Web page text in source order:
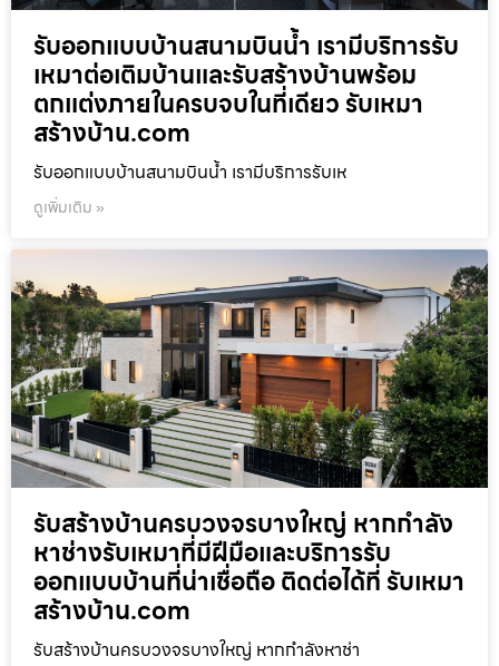
รับออกแบบบ้านสนามบินน้ำ เรามีบริการรับ
เหมาต่อเติมบ้านและรับสร้างบ้านพร้อม
ตกแต่งภายในครบจบในที่เดียว รับเหมา
สร้างบ้าน.com
รับออกแบบบ้านสนามบินน้ำ เรามีบริการรับเห
ดูเพิ่มเติม »
รับสร้างบ้านครบวงจรบางใหญ่ หากกำลัง
หาช่างรับเหมาที่มีฝีมือและบริการรับ
ออกแบบบ้านที่น่าเชื่อถือ ติดต่อได้ที่ รับเหมา
สร้างบ้าน.com
รับสร้างบ้านครบวงจรบางใหญ่ หากกำลังหาช่า